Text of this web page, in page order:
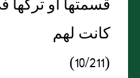
كانت لهم
(10/211)